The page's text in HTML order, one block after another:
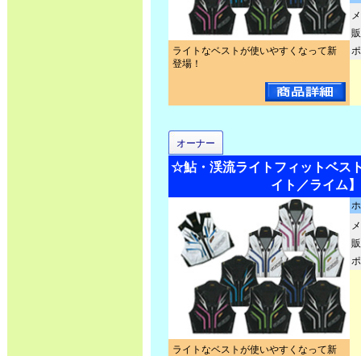
ライトなベストが使いやすくなって新
登場！
オーナー
☆鮎・渓流ライトフィットベス
イト／ライム】
ライトなベストが使いやすくなって新